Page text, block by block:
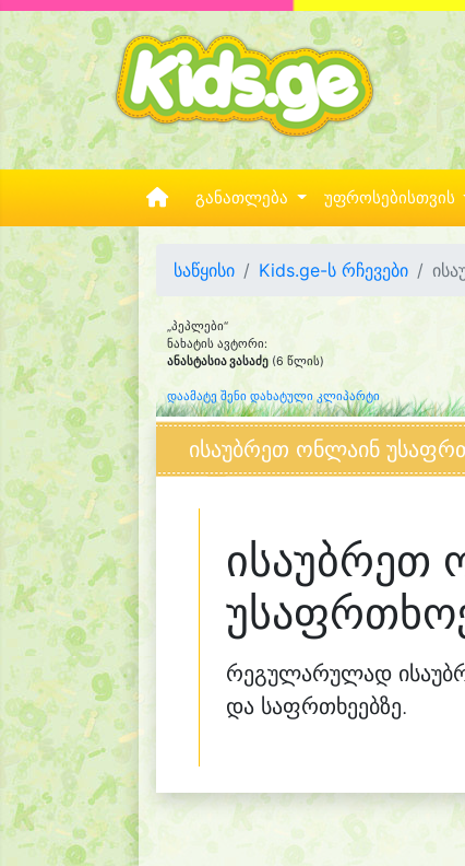
განათლება უფროსებისთვის
საწყისი Kids.ge-ს რჩევები
„პეპლები“
ნახატის ავტორი:
ანასტასია ვასაძე(6 წლის)
დაამატე შენი დახატული კლიპარტი
ისაუბრეთ ონლაინ
ისაუბრეთ
რეგულარულად
და საფრთხეებზე.